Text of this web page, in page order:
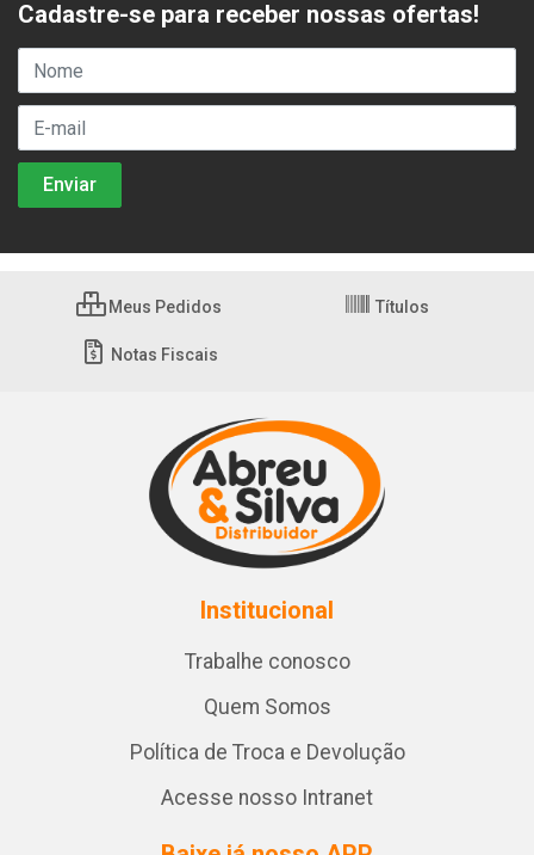
Cadastre-se para receber nossas ofertas!
Meus Pedidos Títulos
Notas Fiscais
Institucional
Trabalhe conosco
Quem Somos
Política de Troca e Devolução
Acesse nosso Intranet